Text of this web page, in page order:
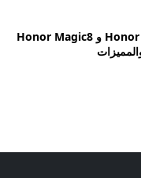
مراجعة شاملة لـ Honor Magic8 و Honor Magic8